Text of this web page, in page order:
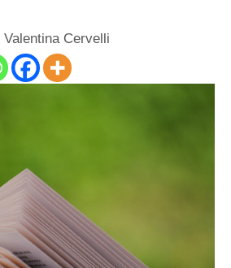
Valentina Cervelli